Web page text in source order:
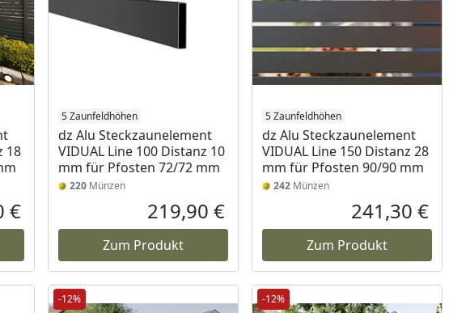
18
Aktueller Preis
€
5 Zaunfeldhöhen
dz Alu Steckzaunelement
VIDUAL Line 100 Distanz 10
mm für Pfosten 72/72 mm
220 Münzen
Aktueller Preis
219,90 €
Zum Produkt
5 Zaunfeldhöhen
dz Alu Steckzaunelement
VIDUAL Line 150 Distanz 28
mm für Pfosten 90/90 mm
242 Münzen
241,30 €
Zum Produkt
-12% -12%